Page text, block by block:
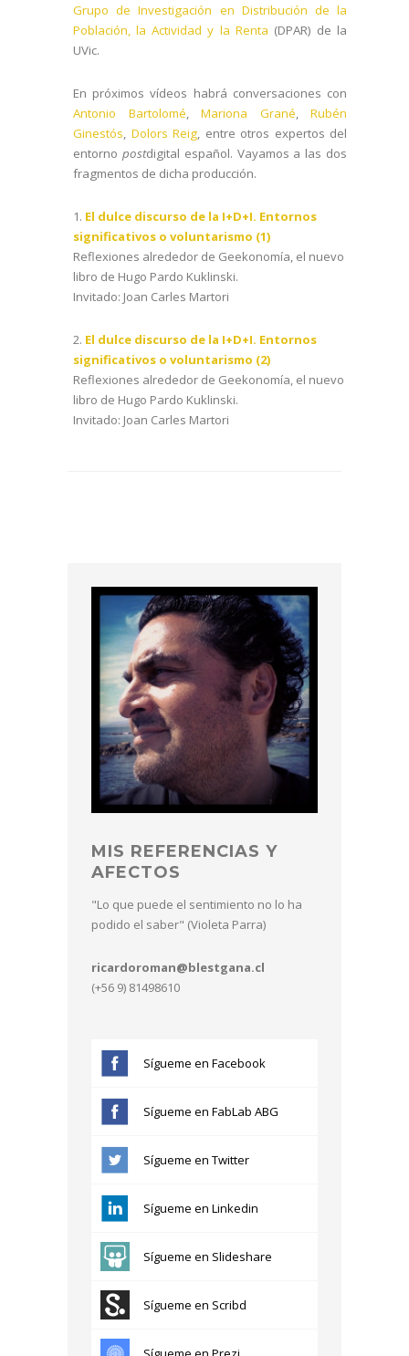
Grupo de Investigación en Distribución de la
Población, la Actividad y la Renta (DPAR) de la
UVic.
En próximos vídeos habrá conversaciones con
Antonio Bartolomé, Mariona Grané, Rubén
Ginestós, Dolors Reig, entre otros expertos del
entorno postdigital español. Vayamos a las dos
fragmentos de dicha producción.
1. El dulce discurso de la I+D+I. Entornos
significativos o voluntarismo (1)
Reflexiones alrededor de Geekonomía, el nuevo
libro de Hugo Pardo Kuklinski.
Invitado: Joan Carles Martori
2. El dulce discurso de la I+D+I. Entornos
significativos o voluntarismo (2)
Reflexiones alrededor de Geekonomía, el nuevo
libro de Hugo Pardo Kuklinski.
Invitado: Joan Carles Martori
MIS REFERENCIAS Y
AFECTOS
"Lo que puede el sentimiento no lo ha
podido el saber" (Violeta Parra)
ricardoroman@blestgana.cl
(+56 9) 81498610
Sígueme en Facebook
Sígueme en FabLab ABG
Sígueme en Twitter
Sígueme en Linkedin
Sígueme en Slideshare
Sígueme en Scribd